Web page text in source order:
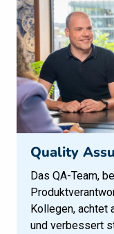
Quality
Das QA-Team,
Kollegen, achtet
und verbessert